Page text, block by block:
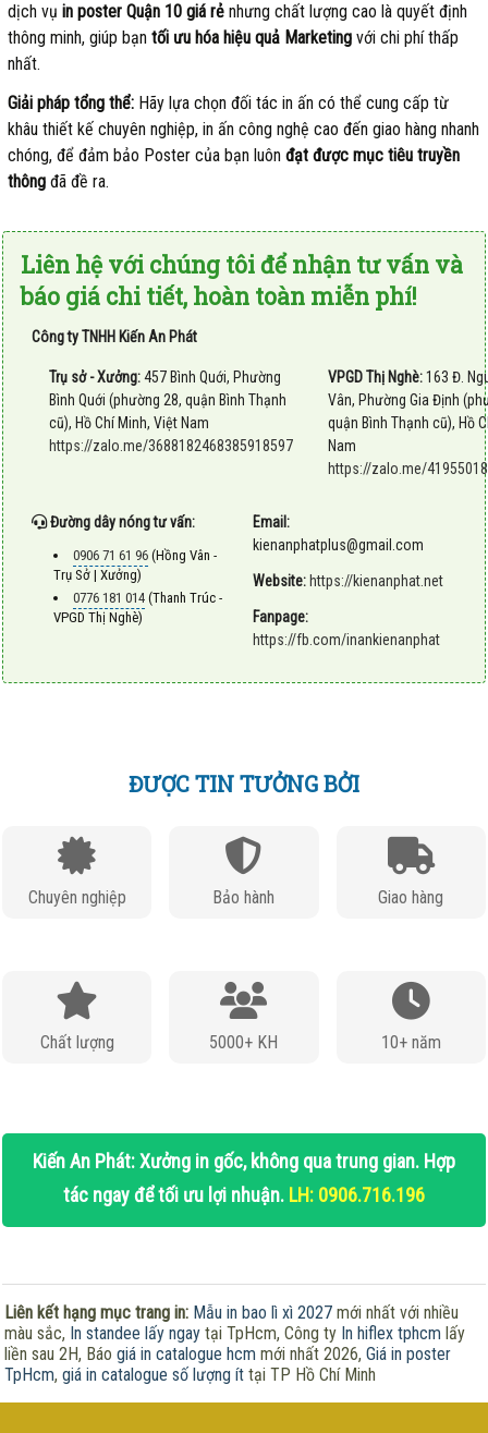
dịch vụin poster Quận 10 giá rẻ nhưng chất lượng cao là quyết định
thông minh, giúp bạntối ưu hóa hiệu quả Marketing với chi phí thấp
nhất.
Giải pháp tổng thể: Hãy lựa chọn đối tác in ấn có thể cung cấp từ
khâu thiết kế chuyên nghiệp, in ấn công nghệ cao đến giao hàng nhanh
chóng, để đảm bảo Poster của bạn luônđạt được mục tiêu truyền
thông đã đề ra.
Liên hệ với chúng tôi để nhận tư vấn và
báo giá chi tiết, hoàn toàn miễn phí!
Công ty TNHH Kiến An Phát
Trụ sở - Xưởng:457 Bình Quới, Phường
Bình Quới (phường 28, quận Bình Thạnh
cũ), Hồ Chí Minh, Việt Nam
https://zalo.me/3688182468385918597
VPGD Thị Nghè:163 Đ.
Vân, Phường Gia Định
quận Bình Thạnh cũ), Hồ
Nam
https://zalo.me/
Đường dây nóng tư vấn:
0906 71 61 96 (Hồng Vân -
Trụ Sở | Xưởng)
0776 181 014 (Thanh Trúc -
VPGD Thị Nghè)
Email:
kienanphatplus@gmail.com
Website: https://kienanphat.net
Fanpage:
https://fb.com/inankienanphat
ĐƯỢC TIN TƯỞNG BỞI
Chuyên nghiệp Bảo hành Giao hàng
Chất lượng 5000+ KH 10+ năm
Kiến An Phát: Xưởng in gốc, không qua trung gian. Hợp
tác ngay để tối ưu lợi nhuận. LH: 0906.716.196
Liên kết hạng mục trang in: Mẫu in bao lì xì 2027 mới nhất với nhiều
màu sắc, In standee lấy ngay tại TpHcm, Công ty In hiflex tphcm lấy
liền sau 2H, Báogiá in catalogue hcm mới nhất 2026,Giá in poster
TpHcm,giá in catalogue số lượng ít tại TP Hồ Chí Minh